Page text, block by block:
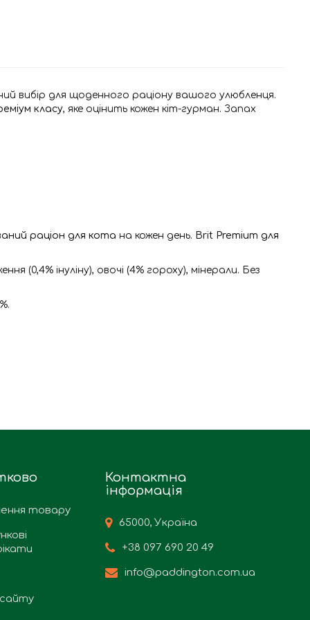
вибір для щоденного раціону вашого улюбленця.
класу, яке оцінить кожен кіт-гурман. Запах
раціон для кота на кожен день. Brit Premium для
(0,4% інуліну), овочі (4% гороху), мінерали. Без
товару
Контактна
інформація
65000, Україна
+38 097 690 20 49
info@paddington.com.ua